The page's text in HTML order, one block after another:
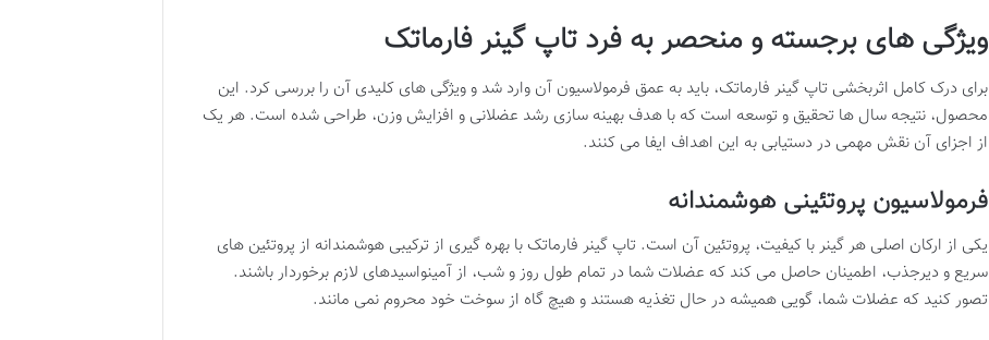
ویژگی های برجسته و منحصر به فرد تاپ گینر فارماتک
برای درک کامل اثربخشی تاپ گینر فارماتک، باید به عمق فرمولاسیون آن وارد شد و ویژگی های کلیدی آن را بررسی کرد. این
محصول، نتیجه سال ها تحقیق و توسعه است که با هدف بهینه سازی رشد عضلانی و افزایش وزن، طراحی شده است. هر یک
از اجزای آن نقش مهمی در دستیابی به این اهداف ایفا می کنند.
فرمولاسیون پروتئینی هوشمندانه
یکی از ارکان اصلی هر گینر با کیفیت، پروتئین آن است. تاپ گینر فارماتک با بهره گیری از ترکیبی هوشمندانه از پروتئین های
سریع و دیرجذب، اطمینان حاصل می کند که عضلات شما در تمام طول روز و شب، از آمینواسیدهای لازم برخوردار باشند.
تصور کنید که عضلات شما، گویی همیشه در حال تغذیه هستند و هیچ گاه از سوخت خود محروم نمی مانند.